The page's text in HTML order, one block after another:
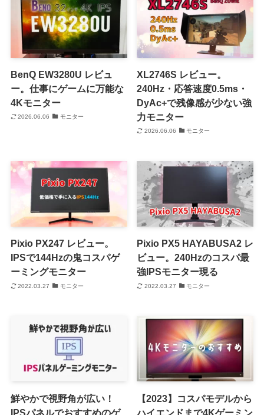
BenQ EW3280U レビュ
ー。仕事にゲームに万能な
4Kモニター
2026.06.06 モニター
XL2746S レビュー。
240Hz・応答速度0.5ms・
DyAc+で残像感が少ない強
力モニター
2026.06.06 モニター
Pixio PX247 レビュー。
IPSで144Hzの鬼コスパゲ
ーミングモニター
2022.03.27 モニター
Pixio PX5 HAYABUSA2 レ
ビュー。240Hzのコスパ最
強IPSモニター現る
2022.03.27 モニター
鮮やかで視野角が広い！
IPSパネルでおすすめのゲ
【2023】コスパモデルから
ハイエンドまで4Kゲーミン